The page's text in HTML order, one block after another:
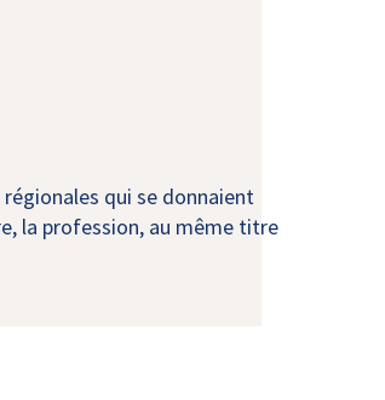
qui se donnaient
la profession, au même titre